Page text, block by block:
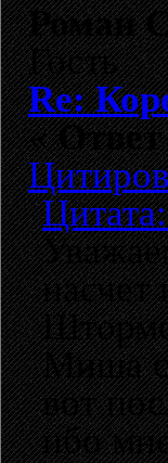
Роман
Гость
Re:
«
Миша
вот
ибо